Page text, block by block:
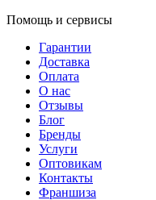
Помощь и сервисы
Гарантии
Доставка
Оплата
О нас
Отзывы
Блог
Бренды
Услуги
Оптовикам
Контакты
Франшиза